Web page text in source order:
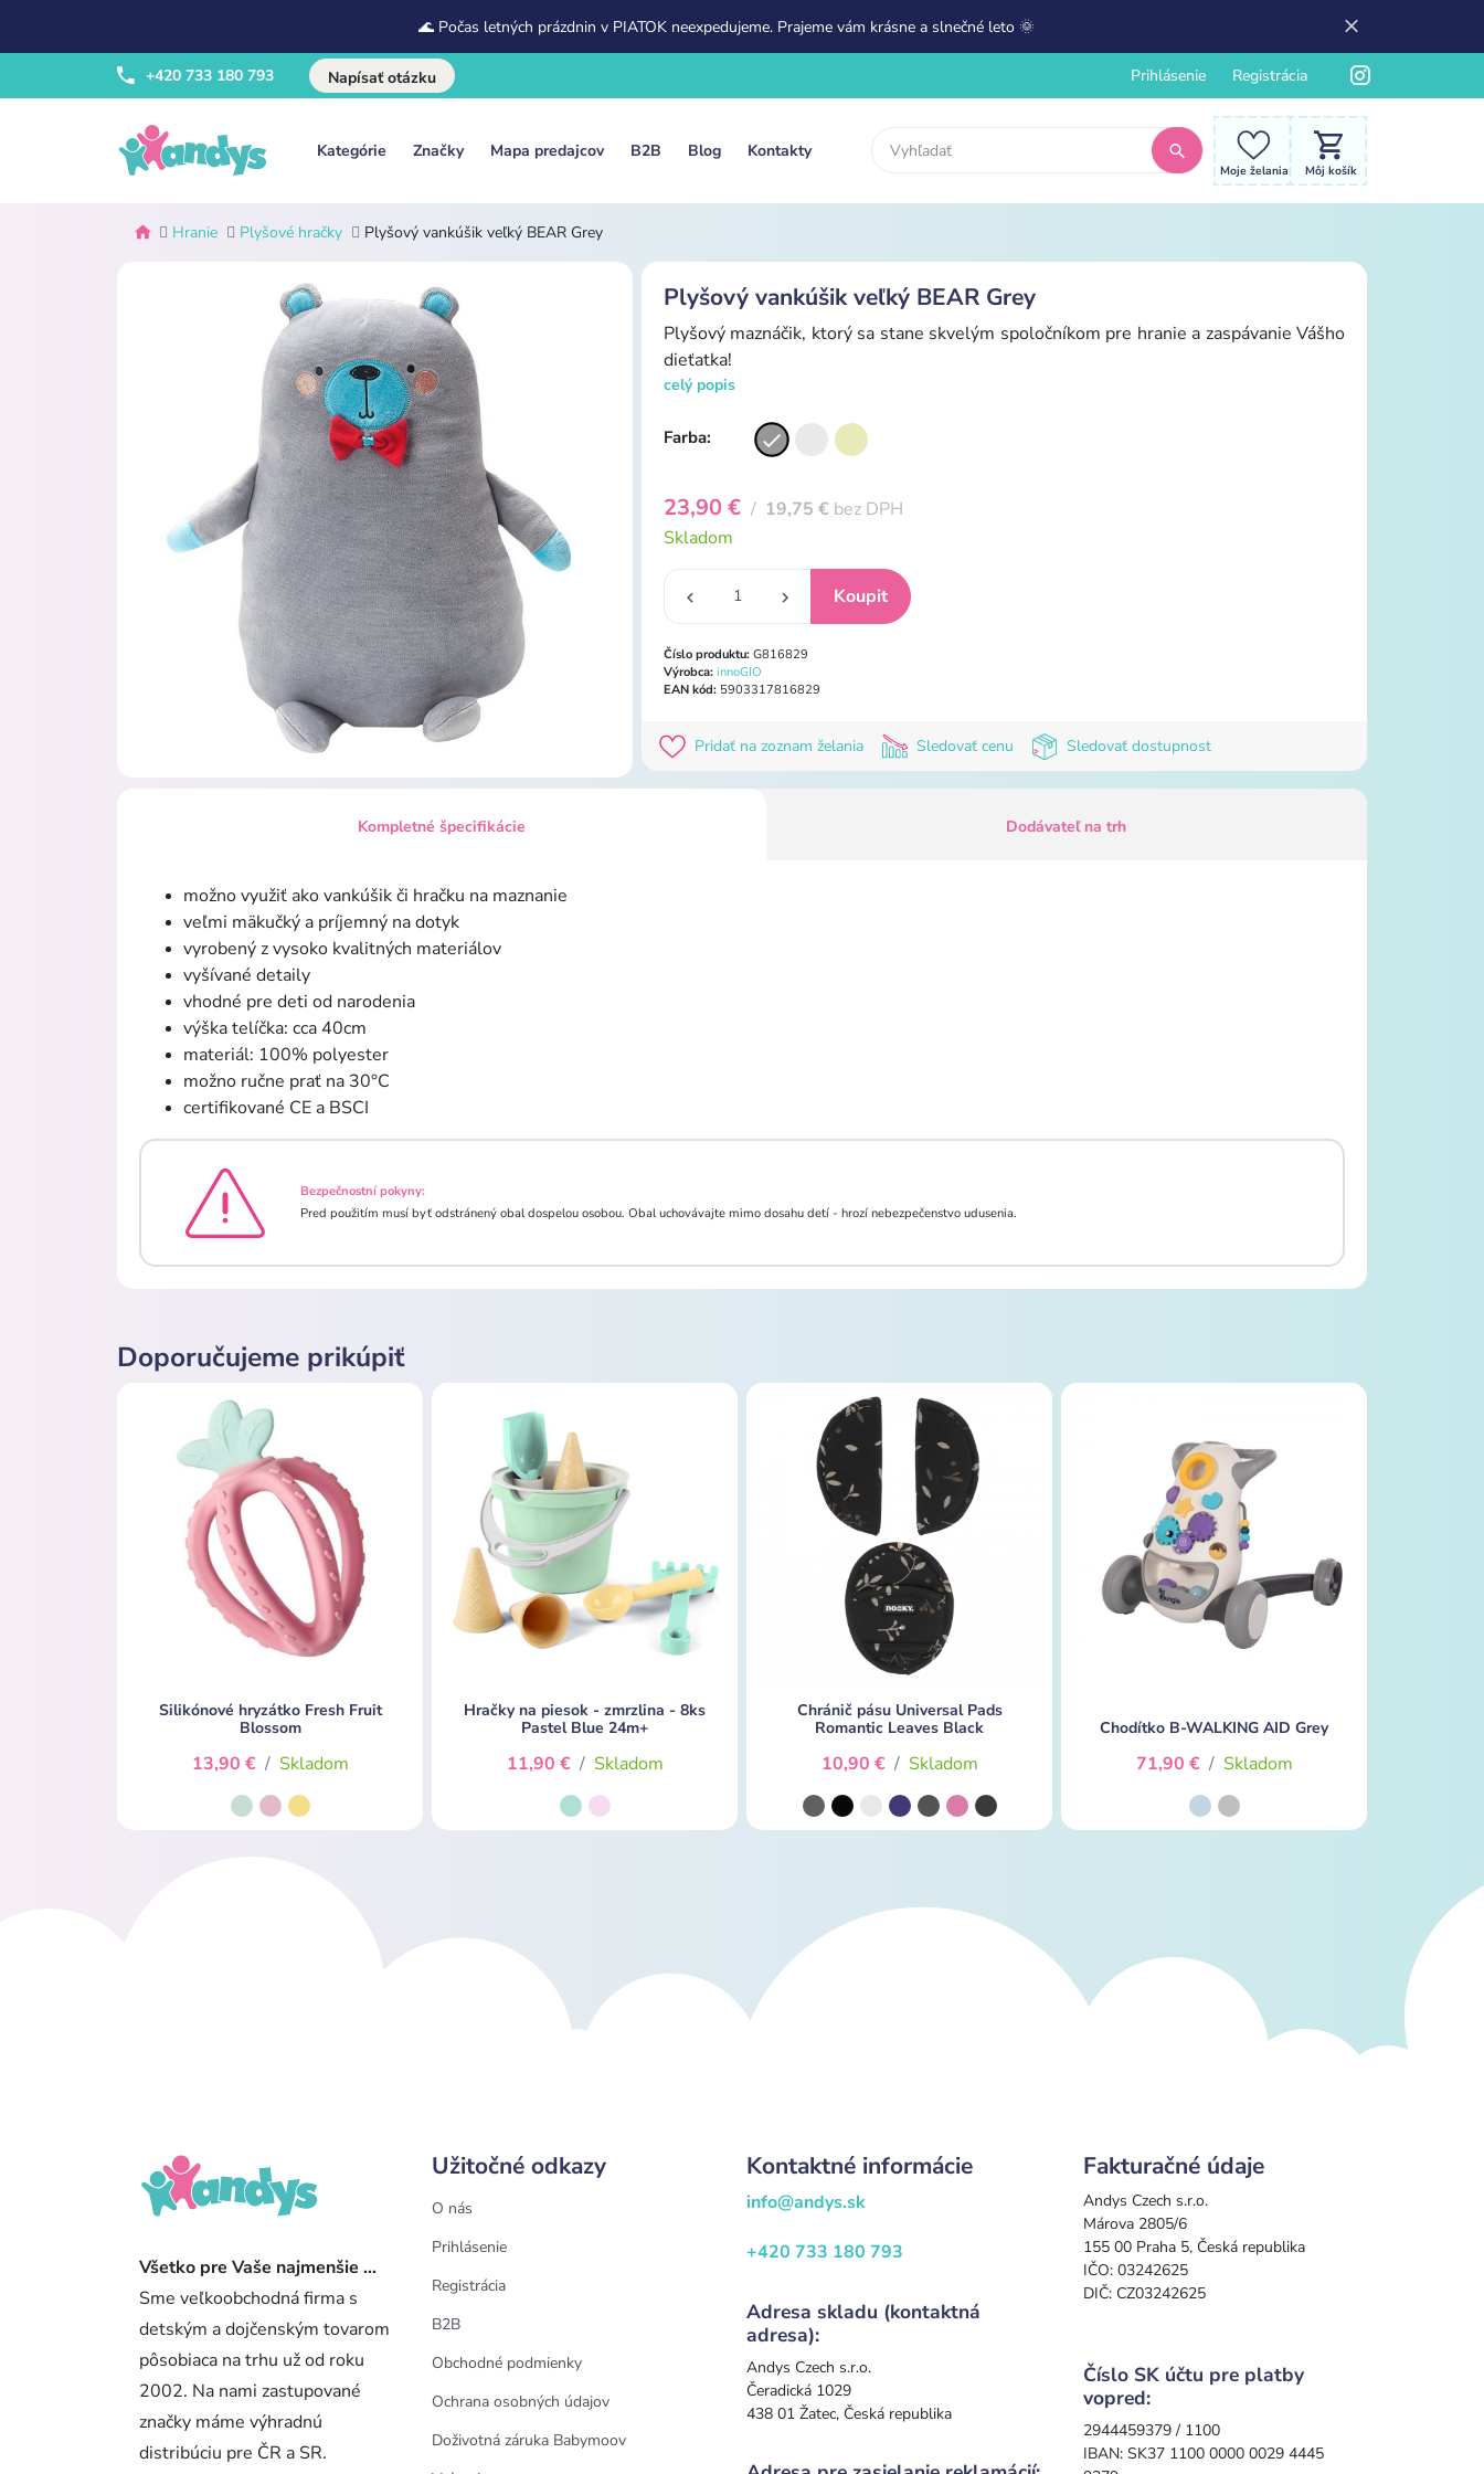
🌊 Počas letných prázdnin v PIATOK neexpedujeme. Prajeme vám krásne a slnečné leto 🌞
+420 733 180 793 Napísať otázku Prihlásenie Registrácia
Kategórie Značky Mapa predajcov B2B Blog Kontakty
Moje želania Môj košík
Hranie Plyšové hračky Plyšový vankúšik veľký BEAR Grey
Plyšový vankúšik veľký BEAR Grey
Plyšový maznáčik, ktorý sa stane skvelým spoločníkom pre hranie a zaspávanie Vášho
dieťatka!
celý popis
Farba:
23,90 € / 19,75 € bez DPH
Skladom
Číslo produktu: G816829
Výrobca: innoGIO
EAN kód: 5903317816829
Pridať na zoznam želania Sledovať cenu Sledovať dostupnost
Kompletné špecifikácie Dodávateľ na trh
možno využiť ako vankúšik či hračku na maznanie
veľmi mäkučký a príjemný na dotyk
vyrobený z vysoko kvalitných materiálov
vyšívané detaily
vhodné pre deti od narodenia
výška telíčka: cca 40cm
materiál: 100% polyester
možno ručne prať na 30°C
certifikované CE a BSCI
Bezpečnostní pokyny:
Pred použitím musí byť odstránený obal dospelou osobou. Obal uchovávajte mimo dosahu detí - hrozí nebezpečenstvo udusenia.
Doporučujeme prikúpiť
Silikónové hryzátko Fresh Fruit
Blossom
13,90 € / Skladom
Hračky na piesok - zmrzlina - 8ks
Pastel Blue 24m+
11,90 € / Skladom
Chránič pásu Universal Pads
Romantic Leaves Black
10,90 € / Skladom
Chodítko B-WALKING AID Grey
71,90 € / Skladom
Všetko pre Vaše najmenšie ...
Sme veľkoobchodná firma s
detským a dojčenským tovarom
pôsobiaca na trhu už od roku
2002. Na nami zastupované
značky máme výhradnú
distribúciu pre ČR a SR.
Užitočné odkazy
O nás
Prihlásenie
Registrácia
B2B
Obchodné podmienky
Ochrana osobných údajov
Doživotná záruka Babymoov
Kontaktné informácie
info@andys.sk
+420 733 180 793
Adresa skladu (kontaktná
adresa):
Andys Czech s.r.o.
Čeradická 1029
438 01 Žatec, Česká republika
Fakturačné údaje
Andys Czech s.r.o.
Márova 2805/6
155 00 Praha 5, Česká republika
IČO: 03242625
DIČ: CZ03242625
Číslo SK účtu pre platby
vopred:
2944459379 / 1100
IBAN: SK37 1100 0000 0029 4445